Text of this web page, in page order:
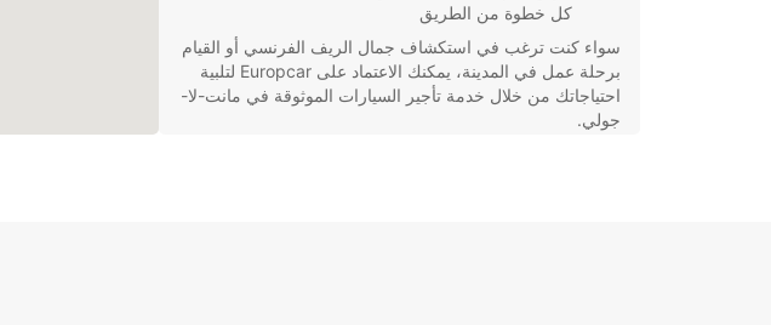
كل خطوة من الطريق
سواء كنت ترغب في استكشاف جمال الريف الفرنسي أو القيام
برحلة عمل في المدينة، يمكنك الاعتماد على Europcar لتلبية
احتياجاتك من خلال خدمة تأجير السيارات الموثوقة في مانت-لا-
جولي.